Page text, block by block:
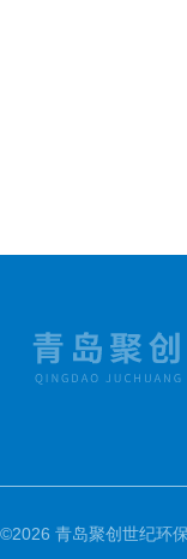
©2026 青岛聚创世纪环